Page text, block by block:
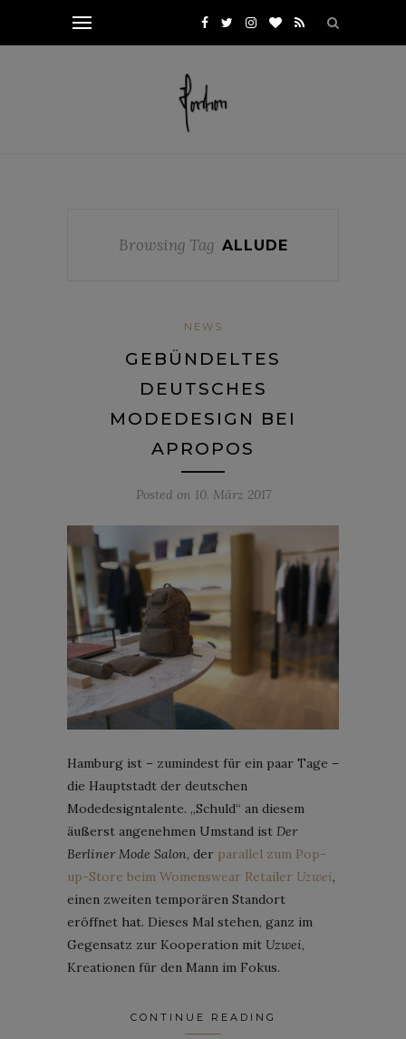
Browsing Tag ALLUDE
NEWS
GEBÜNDELTES
DEUTSCHES
MODEDESIGN BEI
APROPOS
Posted on 10. März 2017
Hamburg ist – zumindest für ein paar Tage –
die Hauptstadt der deutschen
Modedesigntalente. „Schuld“ an diesem
äußerst angenehmen Umstand ist Der
Berliner Mode Salon, der parallel zum Pop-
up-Store beim Womenswear Retailer Uzwei,
einen zweiten temporären Standort
eröffnet hat. Dieses Mal stehen, ganz im
Gegensatz zur Kooperation mit Uzwei,
Kreationen für den Mann im Fokus.
CONTINUE READING